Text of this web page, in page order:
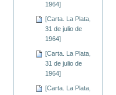
1964]
[Carta. La Plata,
31 de julio de
1964]
[Carta. La Plata,
31 de julio de
1964]
[Carta. La Plata,